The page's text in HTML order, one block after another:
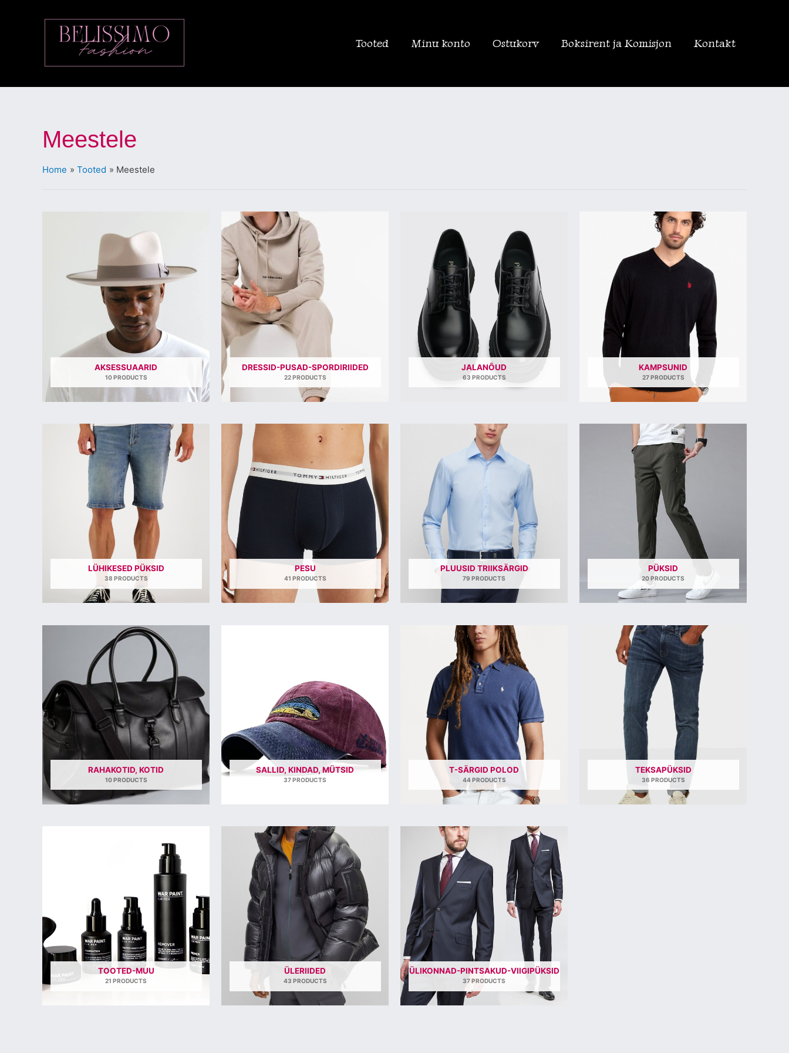
Tooted Minu konto Ostukorv Boksirent ja Komisjon Kontakt
Meestele
Home Tooted Meestele
AKSESSUAARID
10 PRODUCTS
DRESSID-PUSAD-SPORDIRIIDED
22 PRODUCTS
JALANÕUD
63 PRODUCTS
KAMPSUNID
27 PRODUCTS
LÜHIKESED PÜKSID
38 PRODUCTS
PESU
41 PRODUCTS
PLUUSID TRIIKSÄRGID
79 PRODUCTS
PÜKSID
20 PRODUCTS
RAHAKOTID, KOTID
10 PRODUCTS
SALLID, KINDAD, MÜTSID
37 PRODUCTS
T-SÄRGID POLOD
44 PRODUCTS
TEKSAPÜKSID
36 PRODUCTS
TOOTED-MUU
21 PRODUCTS
ÜLERIIDED
43 PRODUCTS
ÜLIKONNAD-PINTSAKUD-VIIGIPÜKSID
37 PRODUCTS